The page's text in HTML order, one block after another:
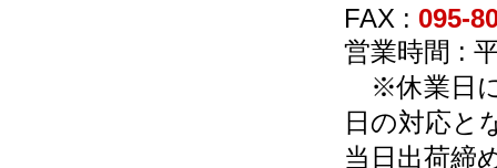
FAX : 095-
営業時間 :
※休業日に
日の対応と
当日出荷締